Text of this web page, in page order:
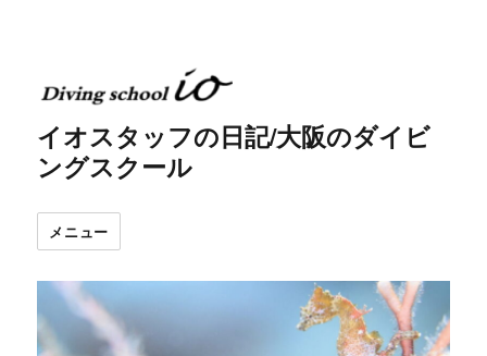
イオスタッフの日記/大阪のダイビ
ングスクール
メニュー